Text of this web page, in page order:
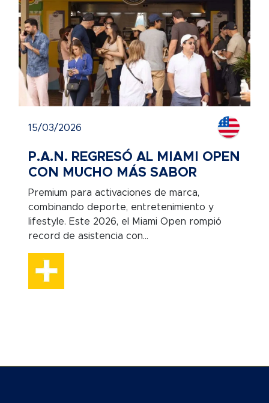
15/03/2026
P.A.N. REGRESÓ AL MIAMI OPEN
CON MUCHO MÁS SABOR
Premium para activaciones de marca,
combinando deporte, entretenimiento y
lifestyle. Este 2026, el Miami Open rompió
record de asistencia con...